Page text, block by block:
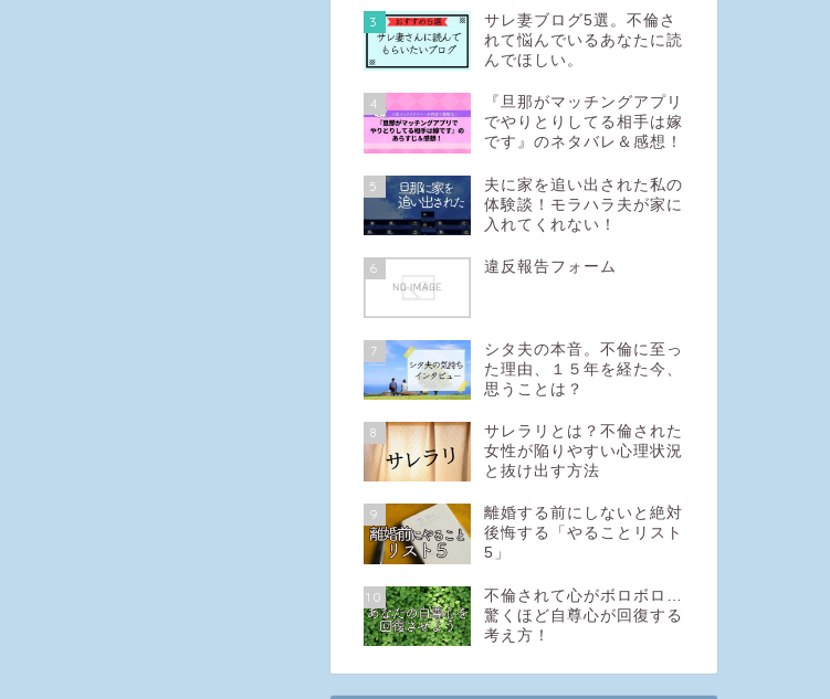
3
サレ妻ブログ5選。不倫さ
れて悩んでいるあなたに読
んでほしい。
4
『旦那がマッチングアプリ
でやりとりしてる相手は嫁
です』のネタバレ＆感想！
5
夫に家を追い出された私の
体験談！モラハラ夫が家に
入れてくれない！
6 違反報告フォーム
7
シタ夫の本音。不倫に至っ
た理由、１５年を経た今、
思うことは？
8
サレラリとは？不倫された
女性が陥りやすい心理状況
と抜け出す方法
9
離婚する前にしないと絶対
後悔する「やることリスト
5」
10
不倫されて心がボロボロ…
驚くほど自尊心が回復する
考え方！